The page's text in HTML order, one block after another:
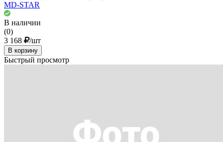
MD-STAR
В наличии
(0)
3 168
/шт
В корзину
Быстрый просмотр